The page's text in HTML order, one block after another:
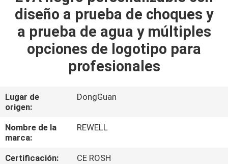
PRODUCTOS
SOBRE
NOSOTROS
VIAJE
DE
LA
FÁBRICA
diseño a prueba de choques y
a prueba de agua y múltiples
opciones de logotipo para
profesionales
Lugar de
origen:
DongGuan
Nombre de la
marca:
REWELL
Certificación:
CE ROSH